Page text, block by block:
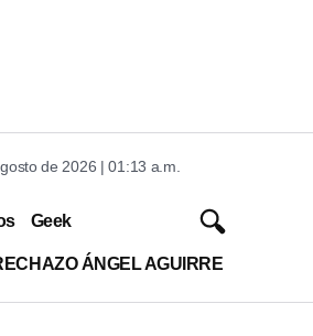
de 2026 | 01:13 a.m.
Geek
ÁNGEL AGUIRRE